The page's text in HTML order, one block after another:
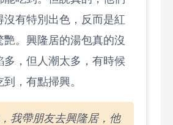
沒有特別出色，反而是紅
艷。興隆居的湯包真的沒
多，但人潮太多，有時候
，有點掃興。
我帶朋友去興隆居，他